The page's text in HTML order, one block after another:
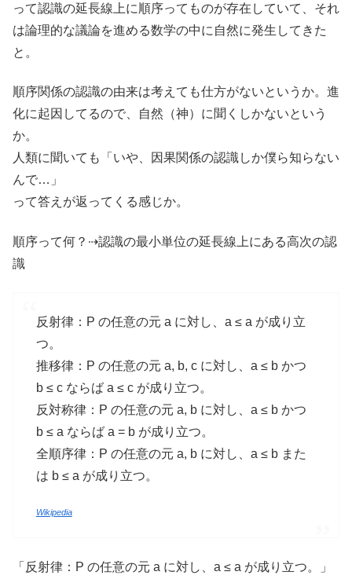
って認識の延長線上に順序ってものが存在していて、それ
は論理的な議論を進める数学の中に自然に発生してきた
と。
順序関係の認識の由来は考えても仕方がないというか。進
化に起因してるので、自然（神）に聞くしかないという
か。
人類に聞いても「いや、因果関係の認識しか僕ら知らない
んで…」
って答えが返ってくる感じか。
順序って何？⇢認識の最小単位の延長線上にある高次の認
識
反射律：P の任意の元 a に対し、a ≤ a が成り立
つ。
推移律：P の任意の元 a, b, c に対し、a ≤ b かつ
b ≤ c ならば a ≤ c が成り立つ。
反対称律：P の任意の元 a, b に対し、a ≤ b かつ
b ≤ a ならば a = b が成り立つ。
全順序律：P の任意の元 a, b に対し、a ≤ b また
は b ≤ a が成り立つ。
Wikipedia
「反射律：P の任意の元 a に対し、a ≤ a が成り立つ。」